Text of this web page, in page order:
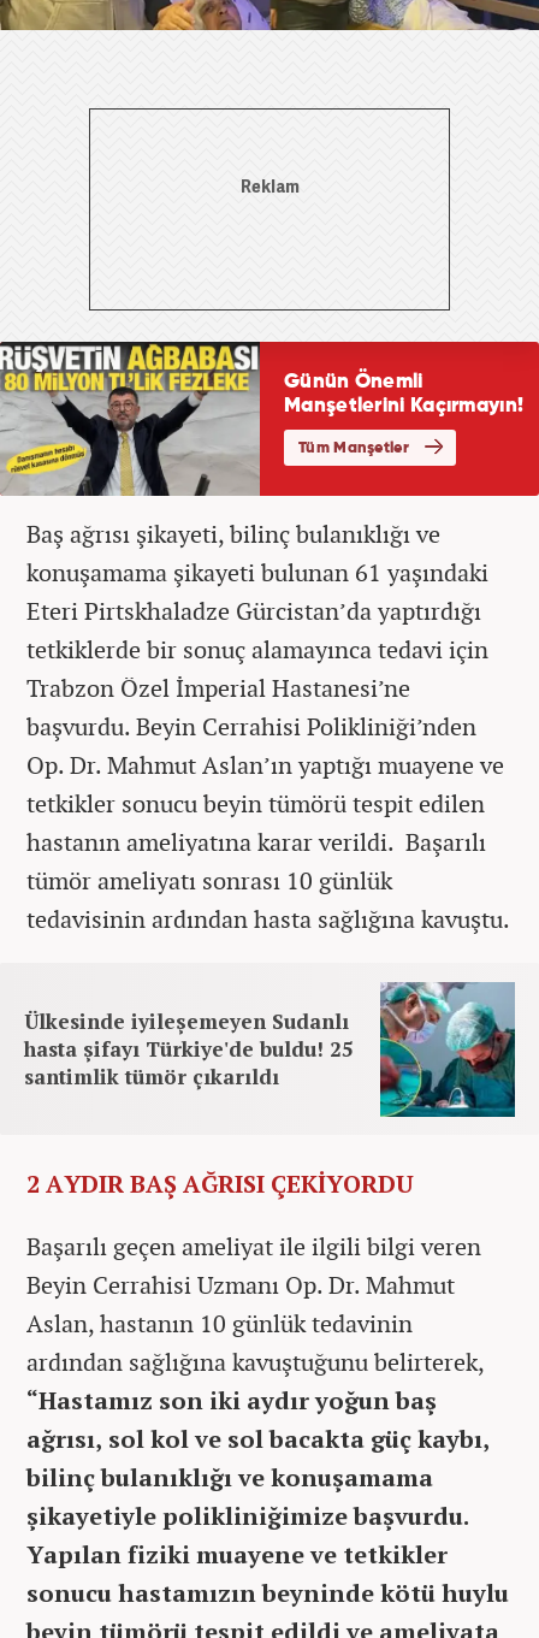
Baş ağrısı şikayeti, bilinç bulanıklığı ve
konuşamama şikayeti bulunan 61 yaşındaki
Eteri Pirtskhaladze Gürcistan’da yaptırdığı
tetkiklerde bir sonuç alamayınca tedavi için
Trabzon Özel İmperial Hastanesi’ne
başvurdu. Beyin Cerrahisi Polikliniği’nden
Op. Dr. Mahmut Aslan’ın yaptığı muayene ve
tetkikler sonucu beyin tümörü tespit edilen
hastanın ameliyatına karar verildi. Başarılı
tümör ameliyatı sonrası 10 günlük
tedavisinin ardından hasta sağlığına kavuştu.
Ülkesinde iyileşemeyen Sudanlı
hasta şifayı Türkiye'de buldu! 25
santimlik tümör çıkarıldı
2 AYDIR BAŞ AĞRISI ÇEKİYORDU
Başarılı geçen ameliyat ile ilgili bilgi veren
Beyin Cerrahisi Uzmanı Op. Dr. Mahmut
Aslan, hastanın 10 günlük tedavinin
ardından sağlığına kavuştuğunu belirterek,
“Hastamız son iki aydır yoğun baş
ağrısı, sol kol ve sol bacakta güç kaybı,
bilinç bulanıklığı ve konuşamama
şikayetiyle polikliniğimize başvurdu.
Yapılan fiziki muayene ve tetkikler
sonucu hastamızın beyninde kötü huylu
beyin tümörü tespit edildi ve ameliyata